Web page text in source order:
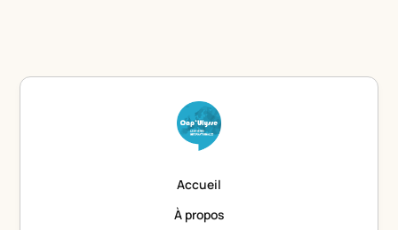
Accueil
À propos